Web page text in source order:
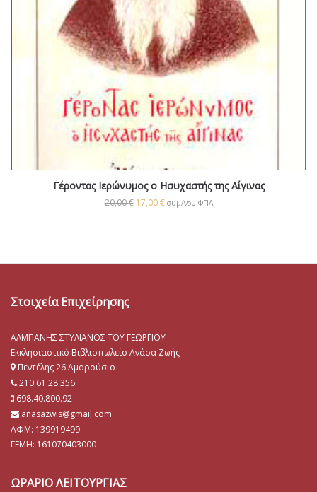
Γέροντας Ιερώνυμος ο Ησυχαστής της Αίγινας
20,00€ 17,00€ συμ/νου ΦΠΑ
Στοιχεία Επιχείρησης
ΑΛΜΠΑΝΗΣ ΣΤΥΛΙΑΝΟΣ ΤΟΥ ΓΕΩΡΓΙΟΥ
Εκκλησιαστικό Βιβλιοπωλείο Ανάσα Ζωής
Πεντέλης 26 Αμαρούσιο
210.61.28.356
698.40.800.92
anasazwis@gmail.com
ΑΦΜ: 139919499
ΓΕΜΗ: 161070403000
ΩΡΑΡΙΟ ΛΕΙΤΟΥΡΓΙΑΣ